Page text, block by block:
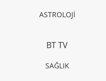
ASTROLOJİ
BT TV
SAĞLIK